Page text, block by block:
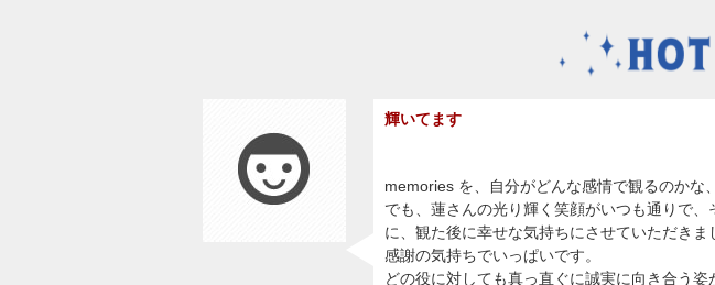
輝いてます
memories を、自分がどんな感情で観るのかな
でも、蓮さんの光り輝く笑顔がいつも通りで
に、観た後に幸せな気持ちにさせていただきま
感謝の気持ちでいっぱいです。
どの役に対しても真っ直ぐに誠実に向き合う